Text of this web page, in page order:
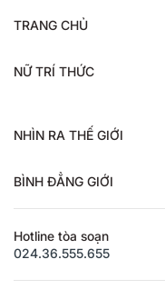
TRANG CHỦ
NỮ TRÍ THỨC
NHÌN RA THẾ GIỚI
BÌNH ĐẲNG GIỚI
Hotline tòa soạn
024.36.555.655